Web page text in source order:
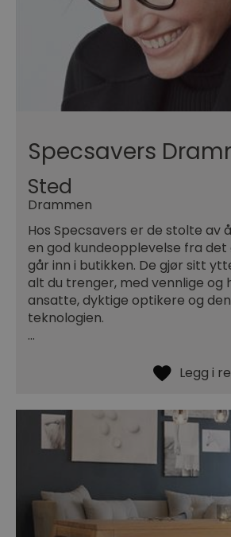
Specsavers
Sted
Drammen
Hos Specsavers er de stolte av
en god kundeopplevelse fra det
går inn i butikken. De gjør sitt
alt du trenger, med vennlige og
ansatte, dyktige optikere og
teknologien.
…